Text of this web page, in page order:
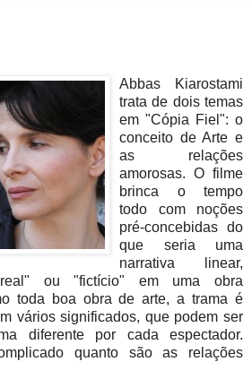
Abbas Kiarostami
trata de dois temas
em "Cópia Fiel": o
conceito de Arte e
as relações
amorosas. O filme
brinca o tempo
todo com noções
pré-concebidas do
que seria uma
narrativa linear,
ou "fictício" em uma obra
toda boa obra de arte, a trama é
vários significados, que podem ser
diferente por cada espectador.
quanto são as relações